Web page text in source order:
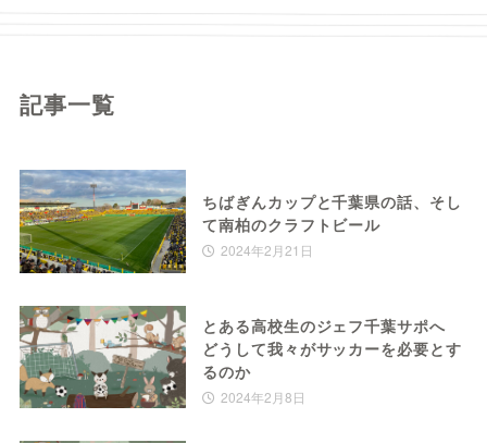
記事一覧
ちばぎんカップと千葉県の話、そし
て南柏のクラフトビール
2024年2月21日
とある高校生のジェフ千葉サポへ
どうして我々がサッカーを必要とす
るのか
2024年2月8日